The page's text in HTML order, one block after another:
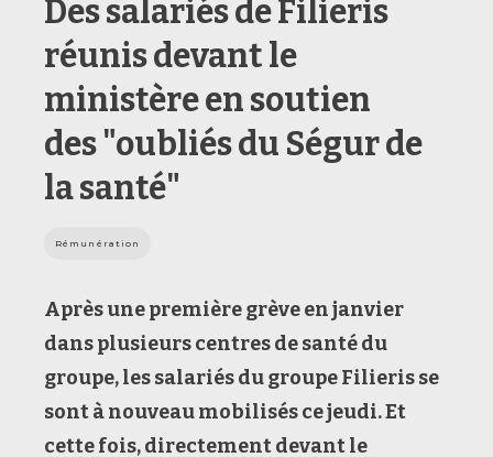
Des salariés de Filieris
réunis devant le
ministère en soutien
des "oubliés du Ségur de
la santé"
Rémunération
Après une première grève en janvier
dans plusieurs centres de santé du
groupe, les salariés du groupe Filieris se
sont à nouveau mobilisés ce jeudi. Et
cette fois, directement devant le